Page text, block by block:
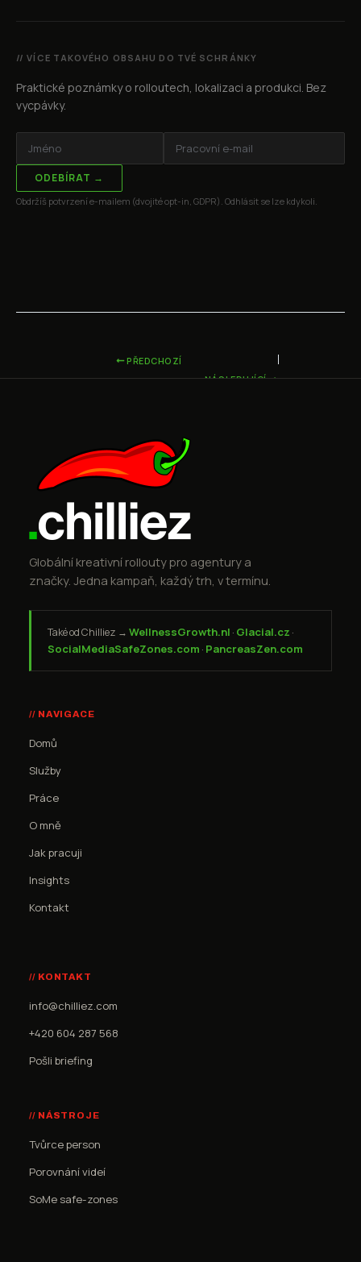
// VÍCE TAKOVÉHO OBSAHU DO TVÉ SCHRÁNKY
Praktické poznámky o rolloutech, lokalizaci a produkci. Bez
vycpávky.
ODEBÍRAT →
Obdržíš potvrzení e-mailem (dvojité opt-in, GDPR). Odhlásit se lze kdykoli.
PŘEDCHOZÍ
NÁSLEDUJÍCÍ
Globální kreativní rollouty pro agentury a
značky. Jedna kampaň, každý trh, v termínu.
Také od Chilliez → WellnessGrowth.nl · Glacial.cz ·
SocialMediaSafeZones.com · PancreasZen.com
// NAVIGACE
Domů
Služby
Práce
O mně
Jak pracuji
Insights
Kontakt
// KONTAKT
info@chilliez.com
+420 604 287 568
Pošli briefing
// NÁSTROJE
Tvůrce person
Porovnání videí
SoMe safe-zones